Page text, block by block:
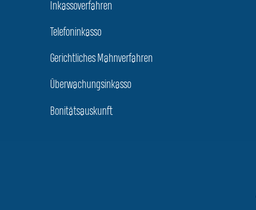
Inkassoverfahren
Telefoninkasso
Gerichtliches Mahnverfahren
Überwachungsinkasso
Bonitätsauskunft